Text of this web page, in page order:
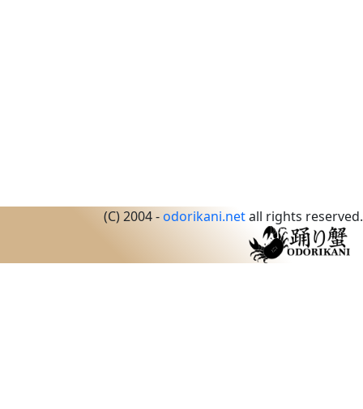
(C) 2004 -odorikani.netall rights reserved.